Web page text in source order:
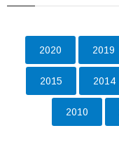
2020 2019
2015 2014
2010